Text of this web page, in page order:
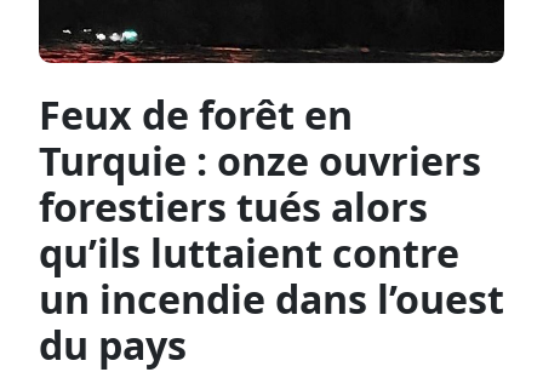
Feux de forêt en
Turquie : onze ouvriers
forestiers tués alors
qu’ils luttaient contre
un incendie dans l’ouest
du pays